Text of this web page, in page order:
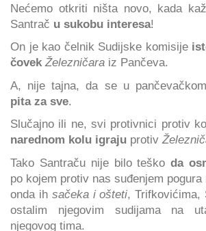
Nećemo otkriti ništa novo, kada
Santrač u sukobu interesa!
On je kao čelnik Sudijske komisije
čovek Železničara iz Pančeva.
A, nije tajna, da se u
pita za sve.
Slučajno ili ne, svi protivnici protiv
narednom kolu igraju protiv
Tako Santraču nije bilo teškoda
po kojem protiv nas suđenjem
onda ih sačeka i ošteti, Trifkovićima,
ostalim njegovim sudijama na
njegovog tima.